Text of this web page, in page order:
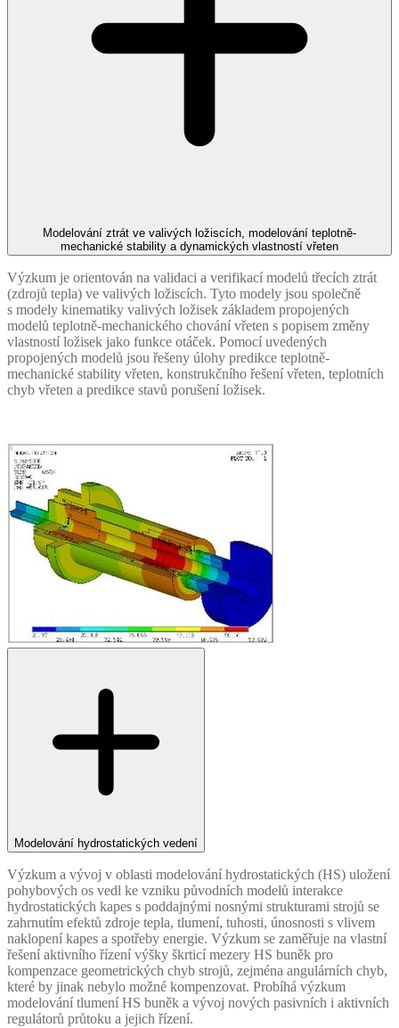
Modelování ztrát ve valivých ložiscích, modelování teplotně-
mechanické stability a dynamických vlastností vřeten
Výzkum je orientován na validaci a verifikací modelů třecích ztrát
(zdrojů tepla) ve valivých ložiscích. Tyto modely jsou společně
s modely kinematiky valivých ložisek základem propojených
modelů teplotně-mechanického chování vřeten s popisem změny
vlastností ložisek jako funkce otáček. Pomocí uvedených
propojených modelů jsou řešeny úlohy predikce teplotně-
mechanické stability vřeten, konstrukčního řešení vřeten, teplotních
chyb vřeten a predikce stavů porušení ložisek.
Modelování hydrostatických vedení
Výzkum a vývoj v oblasti modelování hydrostatických (HS) uložení
pohybových os vedl ke vzniku původních modelů interakce
hydrostatických kapes s poddajnými nosnými strukturami strojů se
zahrnutím efektů zdroje tepla, tlumení, tuhosti, únosnosti s vlivem
naklopení kapes a spotřeby energie. Výzkum se zaměřuje na vlastní
řešení aktivního řízení výšky škrticí mezery HS buněk pro
kompenzace geometrických chyb strojů, zejména angulárních chyb,
které by jinak nebylo možné kompenzovat. Probíhá výzkum
modelování tlumení HS buněk a vývoj nových pasivních i aktivních
regulátorů průtoku a jejich řízení.